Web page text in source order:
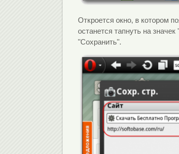
Откроется окно, в котором
останется тапнуть на
"Сохранить".